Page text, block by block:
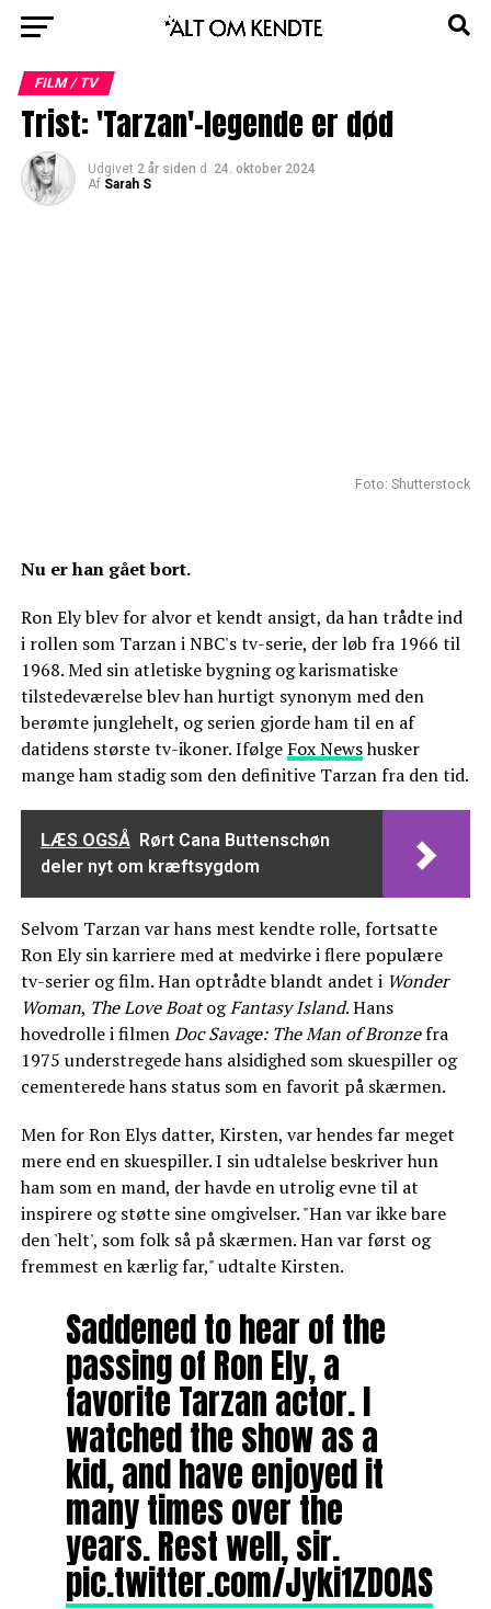
FILM / TV
Trist: 'Tarzan'-legende er død
Udgivet 2 år siden d. 24. oktober 2024
Af Sarah S
Foto: Shutterstock
Nu er han gået bort.
Ron Ely blev for alvor et kendt ansigt, da han trådte ind
i rollen som Tarzan i NBC's tv-serie, der løb fra 1966 til
1968. Med sin atletiske bygning og karismatiske
tilstedeværelse blev han hurtigt synonym med den
berømte junglehelt, og serien gjorde ham til en af
datidens største tv-ikoner. Ifølge Fox Newshusker
mange ham stadig som den definitive Tarzan fra den tid.
LÆS OGSÅ Rørt Cana Buttenschøn
deler nyt om kræftsygdom
Selvom Tarzan var hans mest kendte rolle, fortsatte
Ron Ely sin karriere med at medvirke i flere populære
tv-serier og film. Han optrådte blandt andet i Wonder
Woman, The Love BoatogFantasy Island. Hans
hovedrolle i filmenDoc Savage: The Man of Bronzefra
1975 understregede hans alsidighed som skuespiller og
cementerede hans status som en favorit på skærmen.
Men for Ron Elys datter, Kirsten, var hendes far meget
mere end en skuespiller. I sin udtalelse beskriver hun
ham som en mand, der havde en utrolig evne til at
inspirere og støtte sine omgivelser. "Han var ikke bare
den 'helt', som folk så på skærmen. Han var først og
fremmest en kærlig far," udtalte Kirsten.
Saddened to hear of the
passing of Ron Ely, a
favorite Tarzan actor. I
watched the show as a
kid, and have enjoyed it
many times over the
years. Rest well, sir.
pic.twitter.com/Jyki1ZD0AS